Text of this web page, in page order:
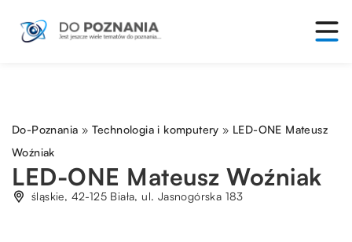
Do-Poznania » Technologia i komputery » LED-ONE Mateusz
Woźniak
LED-ONE Mateusz Woźniak
śląskie, 42-125 Biała, ul. Jasnogórska 183